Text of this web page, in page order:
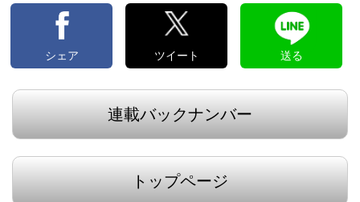
シェア ツイート 送る
連載バックナンバー
トップページ